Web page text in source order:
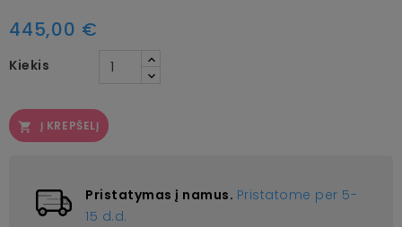
445,00 €
Kiekis
 Į KREPŠELĮ
Pristatymas į namus. Pristatome per 5-
15 d.d.